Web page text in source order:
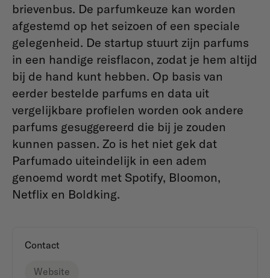
brievenbus. De parfumkeuze kan worden
afgestemd op het seizoen of een speciale
gelegenheid. De startup stuurt zijn parfums
in een handige reisflacon, zodat je hem altijd
bij de hand kunt hebben. Op basis van
eerder bestelde parfums en data uit
vergelijkbare profielen worden ook andere
parfums gesuggereerd die bij je zouden
kunnen passen. Zo is het niet gek dat
Parfumado uiteindelijk in een adem
genoemd wordt met Spotify, Bloomon,
Netflix en Boldking.
Contact
Website